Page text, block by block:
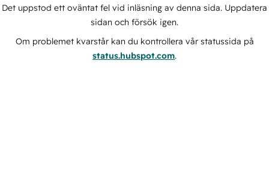
Det uppstod ett oväntat fel vid inläsning av denna sida. Uppdatera
sidan och försök igen.
Om problemet kvarstår kan du kontrollera vår statussida på
status.hubspot.com.